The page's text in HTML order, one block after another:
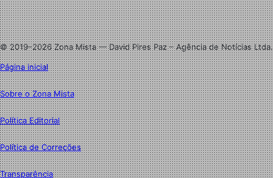
Linkedin
Instagram
© 2019–2026 Zona Mista — David Pires Paz – Agência de Notícias Ltda.
Página inicial
Sobre o Zona Mista
Política Editorial
Política de Correções
Transparência